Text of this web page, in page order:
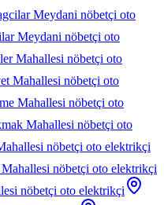
Meydani nöbetçi oto
Meydani nöbetçi oto
Mahallesi nöbetçi oto
Mahallesi nöbetçi oto
Mahallesi nöbetçi oto
Mahallesi nöbetçi oto
nöbetçi oto elektrikçi
nöbetçi oto elektrikçi
nöbetçi oto elektrikçi